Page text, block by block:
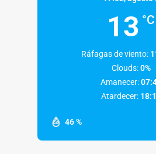
13 °C
46 %
Ráfagas de viento:
Clouds: 0%
Amanecer:
Atardecer: